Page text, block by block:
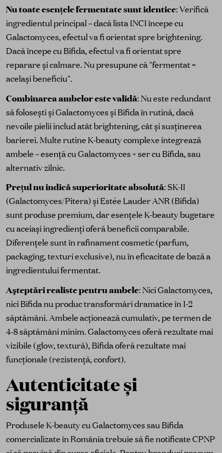
Nu toate esențele fermentate sunt identice: Verifică
ingredientul principal – dacă lista INCI începe cu
Galactomyces, efectul va fi orientat spre brightening.
Dacă începe cu Bifida, efectul va fi orientat spre
reparare și calmare. Nu presupune că "fermentat =
același beneficiu".
Combinarea ambelor este validă: Nu este redundant
să folosești și Galactomyces și Bifida în rutină, dacă
nevoile pielii includ atât brightening, cât și susținerea
barierei. Multe rutine K-beauty complexe integrează
ambele – esență cu Galactomyces + ser cu Bifida, sau
alternativ zilnic.
Prețul nu indică superioritate absolută: SK-II
(Galactomyces/Pitera) și Estée Lauder ANR (Bifida)
sunt produse premium, dar esențele K-beauty bugetare
cu aceiași ingredienți oferă beneficii comparabile.
Diferențele sunt în rafinament cosmetic (parfum,
packaging, texturi exclusive), nu în eficacitate de bază a
ingredientului fermentat.
Așteptări realiste pentru ambele: Nici Galactomyces,
nici Bifida nu produc transformări dramatice în 1-2
săptămâni. Ambele acționează cumulativ, pe termen de
4-8 săptămâni minim. Galactomyces oferă rezultate mai
vizibile (glow, textură), Bifida oferă rezultate mai
funcționale (rezistență, confort).
Autenticitate și
siguranță
Produsele K-beauty cu Galactomyces sau Bifida
comercializate în România trebuie să fie notificate CPNP